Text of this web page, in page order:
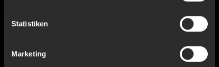
Statistiken
Marketing
Tel
+49 (0) 4171 / 84 80-0